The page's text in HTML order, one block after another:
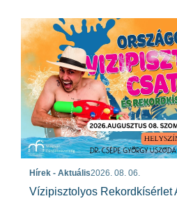
Hírek - Aktuális2026. 08. 06.
Vízipisztolyos Rekordkísérlet